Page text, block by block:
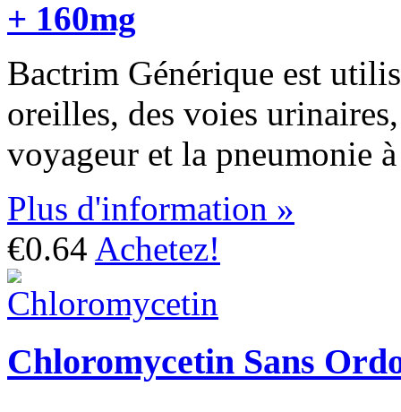
+ 160mg
Bactrim Générique est
oreilles, des voies
voyageur et la pneumonie
Plus d'information »
€0.64 Achetez!
Chloromycetin Sans